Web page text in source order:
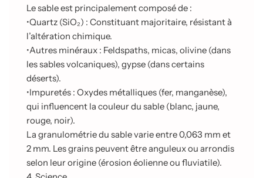
Le sable est principalement composé de :
•Quartz (SiO₂) : Constituant majoritaire, résistant à
l’altération chimique.
•Autres minéraux : Feldspaths, micas, olivine (dans
les sables volcaniques), gypse (dans certains
déserts).
•Impuretés : Oxydes métalliques (fer, manganèse),
qui influencent la couleur du sable (blanc, jaune,
rouge, noir).
La granulométrie du sable varie entre 0,063 mm et
2 mm. Les grains peuvent être anguleux ou arrondis
selon leur origine (érosion éolienne ou fluviatile).